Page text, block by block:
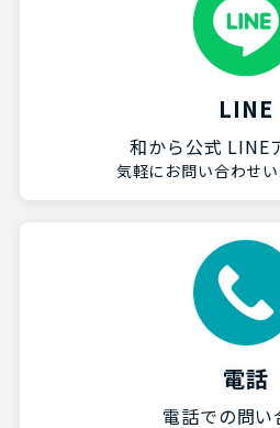
LINE
和から公式 LINE
気軽にお問い合わせい
電話
電話での問い